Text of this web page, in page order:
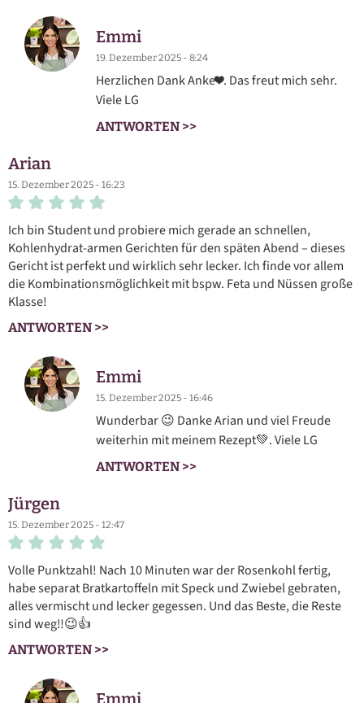
Emmi
19. Dezember 2025 - 8:24
Herzlichen Dank Anke❤️. Das freut mich sehr.
Viele LG
ANTWORTEN >>
Arian
15. Dezember 2025 - 16:23
Ich bin Student und probiere mich gerade an schnellen,
Kohlenhydrat-armen Gerichten für den späten Abend – dieses
Gericht ist perfekt und wirklich sehr lecker. Ich finde vor allem
die Kombinationsmöglichkeit mit bspw. Feta und Nüssen große
Klasse!
ANTWORTEN >>
Emmi
15. Dezember 2025 - 16:46
Wunderbar 😉 Danke Arian und viel Freude
weiterhin mit meinem Rezept💚. Viele LG
ANTWORTEN >>
Jürgen
15. Dezember 2025 - 12:47
Volle Punktzahl! Nach 10 Minuten war der Rosenkohl fertig,
habe separat Bratkartoffeln mit Speck und Zwiebel gebraten,
alles vermischt und lecker gegessen. Und das Beste, die Reste
sind weg‼️😉👍
ANTWORTEN >>
Emmi